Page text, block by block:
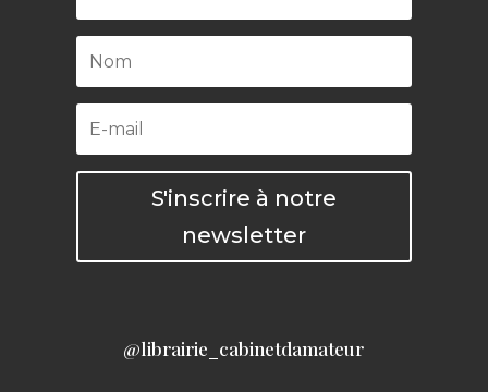
S'inscrire à notre
newsletter
@librairie_cabinetdamateur